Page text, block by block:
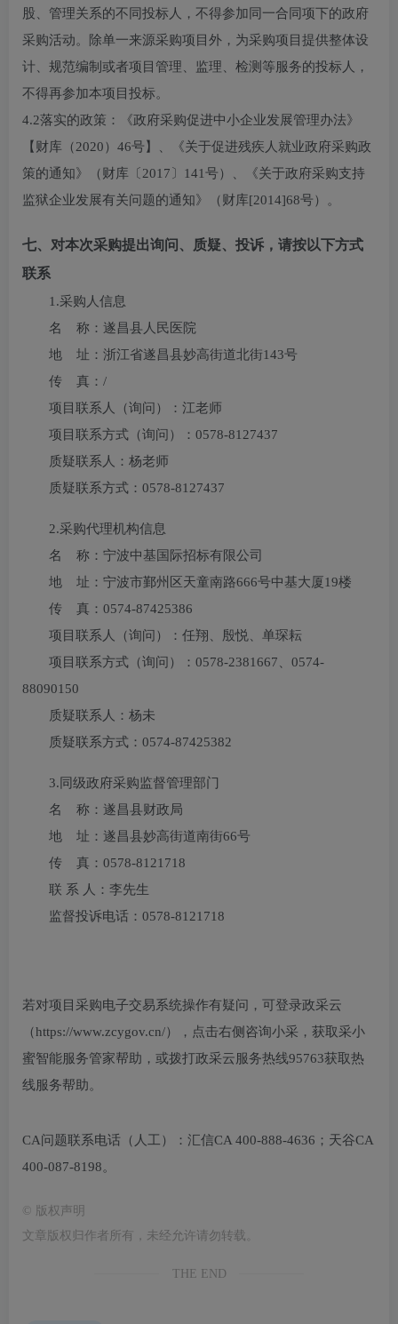
股、管理关系的不同投标人，不得参加同一合同项下的政府
采购活动。除单一来源采购项目外，为采购项目提供整体设
计、规范编制或者项目管理、监理、检测等服务的投标人，
不得再参加本项目投标。
4.2落实的政策：《政府采购促进中小企业发展管理办法》
【财库（2020）46号】、《关于促进残疾人就业政府采购政
策的通知》（财库〔2017〕141号）、《关于政府采购支持
监狱企业发展有关问题的通知》（财库[2014]68号）。
七、对本次采购提出询问、质疑、投诉，请按以下方式
联系
1.采购人信息
名 称： 遂昌县人民医院
地 址： 浙江省遂昌县妙高街道北街143号
传 真： /
项目联系人（询问）： 江老师
项目联系方式（询问）： 0578-8127437
质疑联系人： 杨老师
质疑联系方式： 0578-8127437
2.采购代理机构信息
名 称： 宁波中基国际招标有限公司
地 址： 宁波市鄞州区天童南路666号中基大厦19楼
传 真： 0574-87425386
项目联系人（询问）： 任翔、殷悦、单琛耘
项目联系方式（询问）： 0578-2381667、0574-
88090150
质疑联系人： 杨未
质疑联系方式： 0574-87425382
3. 同级政府采购监督管理部门
名 称：遂昌县财政局
地 址：遂昌县妙高街道南街66号
传 真：0578-8121718
联 系 人：李先生
监督投诉电话：0578-8121718
若对项目采购电子交易系统操作有疑问，可登录政采云
（https://www.zcygov.cn/），点击右侧咨询小采，获取采小
蜜智能服务管家帮助，或拨打政采云服务热线95763获取热
线服务帮助。
CA问题联系电话（人工）：汇信CA 400-888-4636；天谷CA
400-087-8198。
©
版权声明
文章版权归作者所有，未经允许请勿转载。
THE END